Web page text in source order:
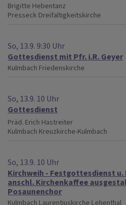
Brigitte Hebentanz
Presseck Dreifaltigkeitskirche
So, 13.9. 9:30 Uhr
Gottesdienst mit Pfr. i.R. Geyer
Kulmbach Friedenskirche
So, 13.9. 10 Uhr
Gottesdienst
Präd. Erich Hastreiter
Kulmbach Kreuzkirche-Kulmbach
So, 13.9. 10 Uhr
Kirchweih - Festgottesdienst
anschl. Kirchenkaffee
Posaunenchor
Kulmbach Laurentiuskirche Lehenthal